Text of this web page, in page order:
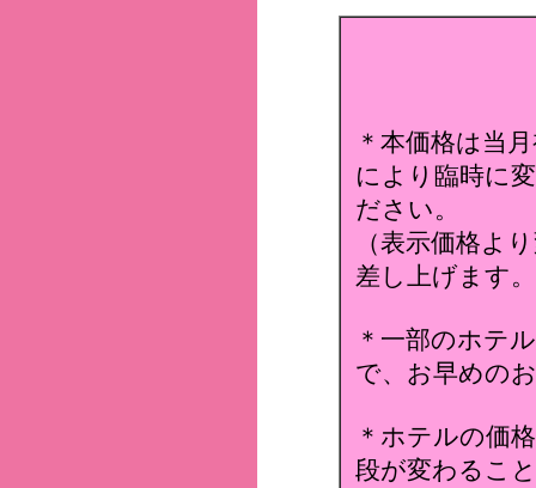
＊本価格は当
により臨時に
ださい。
（表示価格よ
差し上げます
＊一部のホテ
で、お早めの
＊ホテルの価
段が変わるこ